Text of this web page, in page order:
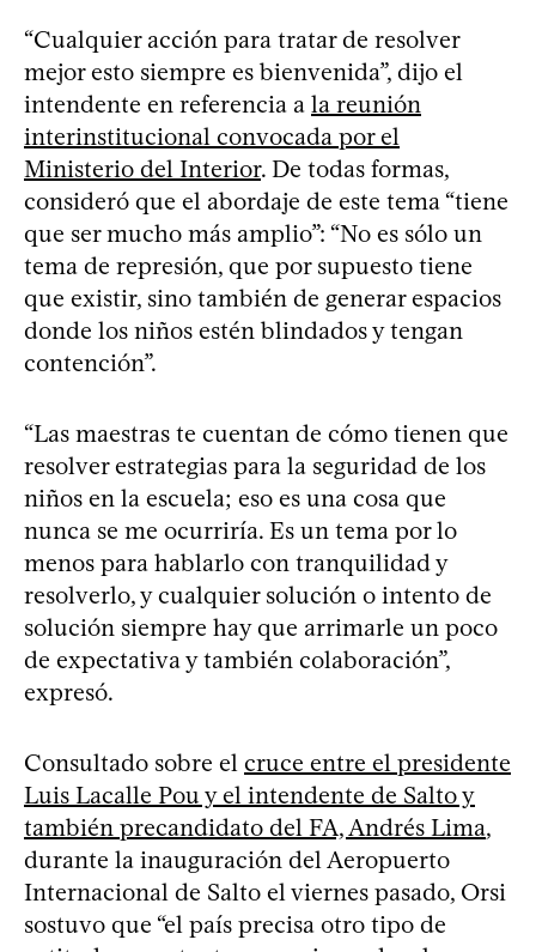
“Cualquier acción para tratar de resolver
mejor esto siempre es bienvenida”, dijo el
intendente en referencia a la reunión
interinstitucional convocada por el
Ministerio del Interior. De todas formas,
consideró que el abordaje de este tema “tiene
que ser mucho más amplio”: “No es sólo un
tema de represión, que por supuesto tiene
que existir, sino también de generar espacios
donde los niños estén blindados y tengan
contención”.
“Las maestras te cuentan de cómo tienen que
resolver estrategias para la seguridad de los
niños en la escuela; eso es una cosa que
nunca se me ocurriría. Es un tema por lo
menos para hablarlo con tranquilidad y
resolverlo, y cualquier solución o intento de
solución siempre hay que arrimarle un poco
de expectativa y también colaboración”,
expresó.
Consultado sobre el cruce entre el presidente
Luis Lacalle Pou y el intendente de Salto y
también precandidato del FA, Andrés Lima,
durante la inauguración del Aeropuerto
Internacional de Salto el viernes pasado, Orsi
sostuvo que “el país precisa otro tipo de